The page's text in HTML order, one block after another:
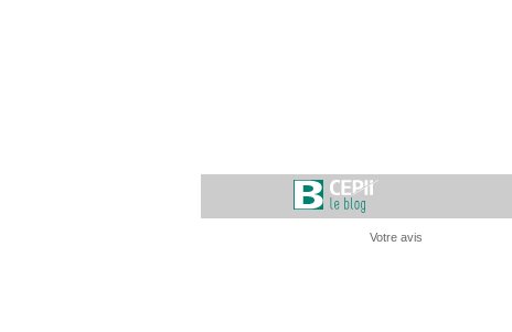
Votre avis